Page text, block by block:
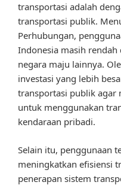
transportasi adalah
transportasi publik.
Perhubungan,
Indonesia masih
negara maju lainnya.
investasi yang lebih
transportasi publik agar
untuk menggunakan
kendaraan pribadi.
Selain itu, penggunaan
meningkatkan efisiensi
penerapan sistem